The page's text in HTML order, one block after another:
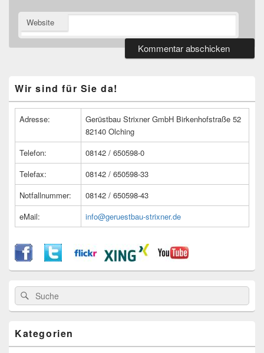
Website
Seitenleisten
Widget-
Wir sind für Sie da!
Adresse:
Gerüstbau Strixner GmbH Birkenhofstraße 52
82140 Olching
Telefon:
08142 / 650598-0
Telefax:
08142 / 650598-33
Notfallnummer:
08142 / 650598-43
eMail:
info@geruestbau-strixner.de
Suche
nach:
Suche
Kategorien